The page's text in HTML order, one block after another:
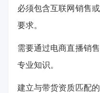
必须包含互联网销售
要求。
需要通过电商直播销
专业知识。
建立与带货资质匹配